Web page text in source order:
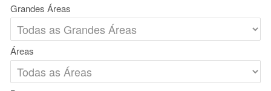
Grandes Áreas
Áreas